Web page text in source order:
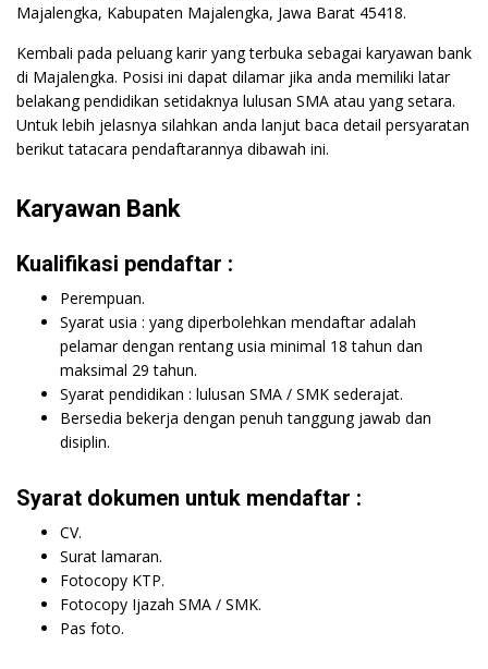
Majalengka, Kabupaten Majalengka, Jawa Barat 45418.
Kembali pada peluang karir yang terbuka sebagai karyawan bank
di Majalengka. Posisi ini dapat dilamar jika anda memiliki latar
belakang pendidikan setidaknya lulusan SMA atau yang setara.
Untuk lebih jelasnya silahkan anda lanjut baca detail persyaratan
berikut tatacara pendaftarannya dibawah ini.
Karyawan Bank
Kualifikasi pendaftar :
Perempuan.
Syarat usia : yang diperbolehkan mendaftar adalah
pelamar dengan rentang usia minimal 18 tahun dan
maksimal 29 tahun.
Syarat pendidikan : lulusan SMA / SMK sederajat.
Bersedia bekerja dengan penuh tanggung jawab dan
disiplin.
Syarat dokumen untuk mendaftar :
CV.
Surat lamaran.
Fotocopy KTP.
Fotocopy Ijazah SMA / SMK.
Pas foto.